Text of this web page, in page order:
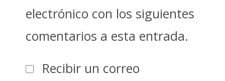
electrónico con los siguientes
comentarios a esta entrada.
Recibir un correo